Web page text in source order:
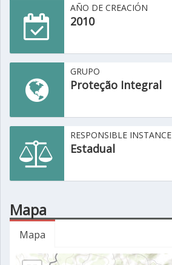
AÑO DE CREACIÓN
2010
GRUPO
Proteção Integral
RESPONSIBLE INSTANCE
Estadual
Mapa
Mapa